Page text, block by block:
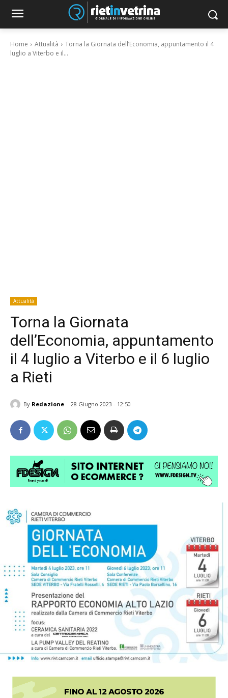
Home Attualità
Torna la Giornata dell’Economia, appuntamento il 4
luglio a Viterbo e il...
Attualità
Torna la Giornata
dell’Economia, appuntamento
il 4 luglio a Viterbo e il 6 luglio
a Rieti
By Redazione 28 Giugno 2023 - 12:50